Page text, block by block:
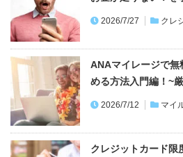
2026/7/27 クレ
ANAマイレージで無
める方法入門編！~
2026/7/12 マイ
クレジットカード限